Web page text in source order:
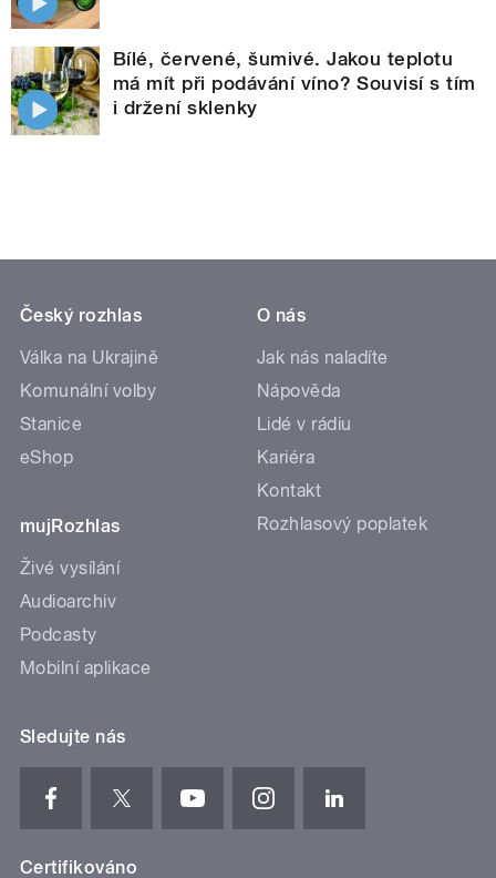
Bílé, červené, šumivé. Jakou teplotu
má mít při podávání víno? Souvisí s tím
i držení sklenky
Český rozhlas
Válka na Ukrajině
Komunální volby
Stanice
eShop
mujRozhlas
Živé vysílání
Audioarchiv
Podcasty
Mobilní aplikace
O nás
Jak nás naladíte
Nápověda
Lidé v rádiu
Kariéra
Kontakt
Rozhlasový poplatek
Sledujte nás
Certifikováno